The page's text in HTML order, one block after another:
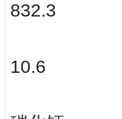
832.3
10.6